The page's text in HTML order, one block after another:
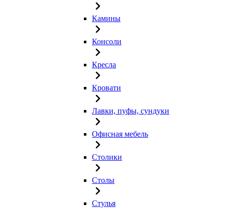
Камины
Консоли
Кресла
Кровати
Лавки, пуфы, сундуки
Офисная мебель
Столики
Столы
Стулья